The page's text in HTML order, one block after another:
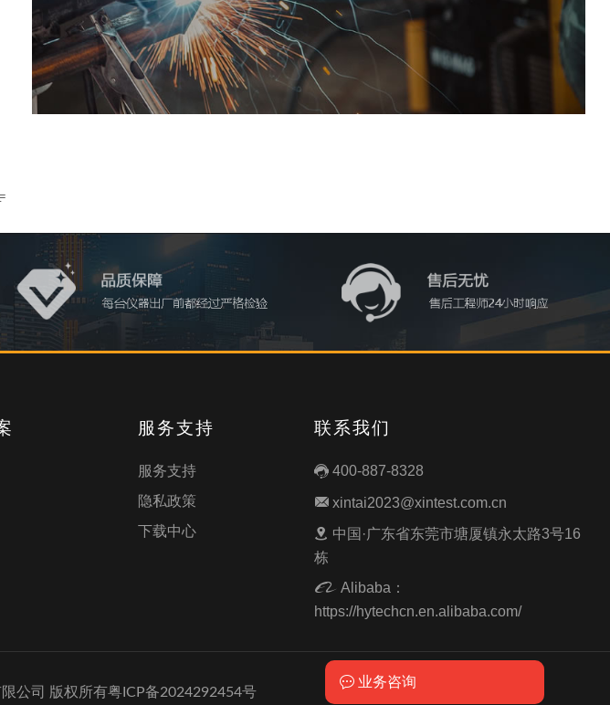
 业务咨询
服务支持
服务支持
隐私政策
下载中心
联系我们
 400-887-8328
 xintai2023@xintest.com.cn
 中国·广东省东莞市塘厦镇永太路3号16
栋
 Alibaba：
https://hytechcn.en.alibaba.com/
公司 版权所有粤ICP备2024292454号